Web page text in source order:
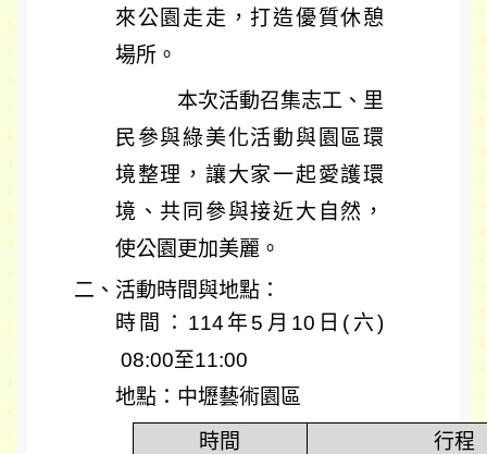
來公園走走，打造優質休憩
場所。
本次活動召集志工、里
民參與綠美化活動與園區環
境整理，讓大家一起愛護環
境、共同參與接近大自然，
使公園更加美麗。
二、活動時間與地點：
時間：114年5月10日(六)
08:00至11:00
地點：中壢藝術園區
時間
行程